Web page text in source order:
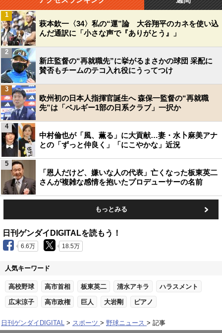
萩本欽一〈34〉私の“運”論 大谷翔平のカネを使い込
んだ通訳に「小さな声で『ありがとう』」
1
新庄監督の“再就職先”に挙がるまさかの球団 采配に
賛否もチームのテコ入れ役にうってつけ
2
欧州初の日本人指揮官誕生へ 森保一監督の“再就職
先”は「ベルギー1部の日系クラブ」一択か
3
中村倫也が「風、薫る」に大貢献…妻・水卜麻美アナ
との「ずっと仲良く」「にこやかな」近況
4
「恩人だけど、嫌いな人の代表」亡くなった板東英二
さんが複雑な感情を抱いたプロデューサーの名前
5
もっとみる
日刊ゲンダイDIGITALを読もう！
6.6万 18.5万
人気キーワード
高校野球 高市首相 板東英二 清水アキラ ハラスメント
広末涼子 高市政権 巨人 大岩剛 ピアノ
日刊ゲンダイDIGITAL スポーツ 野球ニュース 記事